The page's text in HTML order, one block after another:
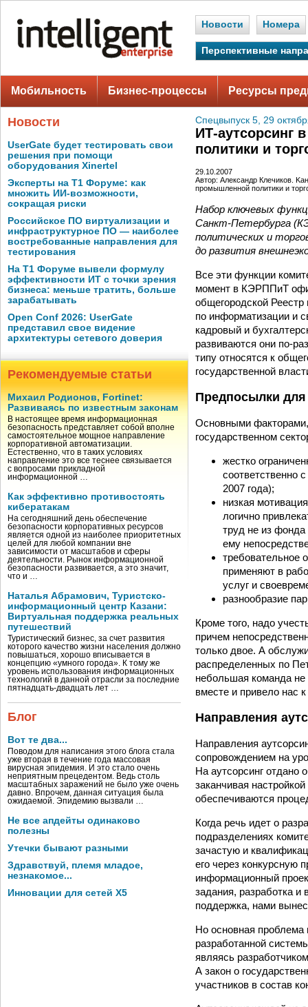
Новости Номера
Перспективные
Мобильность Бизнес-процессы Ресурсы
Новости
UserGate будет тестировать свои
решения при помощи
оборудования Xinertel
Эксперты на Т1 Форуме: как
множить ИИ-возможности,
сокращая риски
Российское ПО виртуализации и
инфраструктурное ПО — наиболее
востребованные направления для
тестирования
На Т1 Форуме вывели формулу
эффективности ИТ с точки зрения
бизнеса: меньше тратить, больше
зарабатывать
Open Conf 2026: UserGate
представил свое видение
архитектуры сетевого доверия
Рекомендуемые статьи
Михаил Родионов, Fortinet:
Развиваясь по известным законам
В настоящее время информационная
безопасность представляет собой вполне
самостоятельное мощное направление
корпоративной автоматизации.
Естественно, что в таких условиях
направление это все теснее связывается
с вопросами прикладной
информационной …
Как эффективно противостоять
кибератакам
На сегодняшний день обеспечение
безопасности корпоративных ресурсов
является одной из наиболее приоритетных
целей для любой компании вне
зависимости от масштабов и сферы
деятельности. Рынок информационной
безопасности развивается, а это значит,
что и …
Наталья Абрамович, Туристско-
информационный центр Казани:
Виртуальная поддержка реальных
путешествий
Туристический бизнес, за счет развития
которого качество жизни населения должно
повышаться, хорошо вписывается в
концепцию «умного города». К тому же
уровень использования информационных
технологий в данной отрасли за последние
пятнадцать-двадцать лет …
Блог
Вот те два...
Поводом для написания этого блога стала
уже вторая в течение года массовая
вирусная эпидемия. И это стало очень
неприятным прецедентом. Ведь столь
масштабных заражений не было уже очень
давно. Впрочем, данная ситуация была
ожидаемой. Эпидемию вызвали …
Не все апдейты одинаково
полезны
Утечки бывают разными
Здравствуй, племя младое,
незнакомое...
Инновации для сетей X5
Спецвыпуск 5, 29
ИТ-аутсорсинг
политики и
29.10.2007
Автор: Александр Клечиков.
промышленной политики и
Набор ключевых
Санкт-Петербурга
политических и
до развития
Все эти функции
момент в КЭРППиТ
общегородской
по информатизации и
кадровый и
развиваются они по-
типу относятся к
государственной
Предпосылки для
Основными факторами,
государственном
жестко
соответственно
2007 года);
низкая
логично
труд не из фонда
ему
требовательное
применяют в
услуг и
разнообразие
Кроме того, надо
причем
только двое. А
распределенных по
небольшая команда
вместе и привело нас
Направления
Направления
сопровождением на
На аутсорсинг отдано
заканчивая
обеспечиваются
Когда речь идет о
подразделениях
зачастую и
его через конкурсную
информационный
задания, разработка и
поддержка, нами
Но основная проблема
разработанной
являясь
А закон о
участников в состав